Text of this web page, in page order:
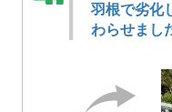
羽根で劣化
わらせまし